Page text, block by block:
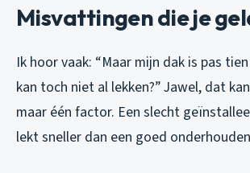
Misvattingen die je
Ik hoor vaak: “Maar mijn dak is pas
kan toch niet al lekken?” Jawel, dat
maar één factor. Een slecht
lekt sneller dan een goed